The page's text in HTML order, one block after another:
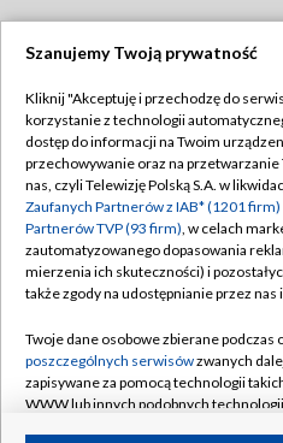
Abonament TVP
Emisja w TVP
Centrum informacji TVP
Naziemna Telewizja Cyfrowa
Rada Programowa
System NOS
Informacje o nadawcy
Polityka
Moje
Szanujemy Twoją prywatność
Kliknij "Akceptuję i przechodzę do
korzystanie z technologii
dostęp do informacji na Twoim
przechowywanie oraz na
nas, czyli Telewizję Polską S.A. w
Zaufanych Partnerów z IAB* (1201 firm)
Partnerów TVP (93 firm), w celach
zautomatyzowanego dopasowania
mierzenia ich skuteczności) i
także zgody na udostępnianie przez
Twoje dane osobowe zbierane podczas
poszczególnych serwisówzwanych
zapisywane za pomocą technologii
WWW lub innych podobnych